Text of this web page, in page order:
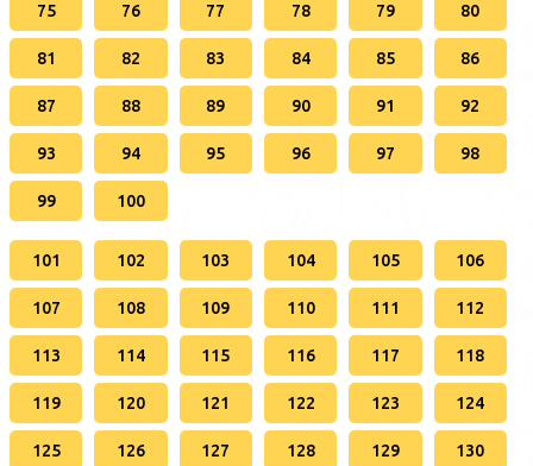
75 76 77 78 79 80
81 82 83 84 85 86
87 88 89 90 91 92
93 94 95 96 97 98
99 100
101 102 103 104 105 106
107 108 109 110 111 112
113 114 115 116 117 118
119 120 121 122 123 124
125 126 127 128 129 130